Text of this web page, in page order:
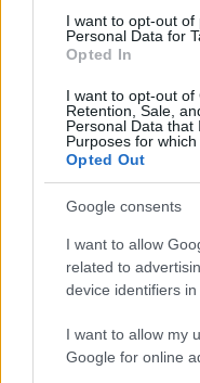
I want to opt-out of
Personal Data for
Opted In
I want to opt-out of
Retention, Sale,
Personal Data that
Purposes for which
Opted Out
Google consents
I want to allow
related to
device identifiers in
I want to allow my
Google for online
Για να
σου
στο